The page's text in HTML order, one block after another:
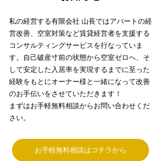
私の経営する有限会社 山長ではアパートの経
営改善、空室対策など賃貸経営者を支援する
コンサルティングサービスを行なっていま
す。自己破産寸前の状態から空室ゼロへ、そ
して安定した入居率を実現するまでに至った
経験をもとにオーナー様と一緒になって改善
のお手伝いをさせていただきます！
まずはお手軽無料相談からお問い合わせくだ
さい。
お手軽無料相談はコチラから